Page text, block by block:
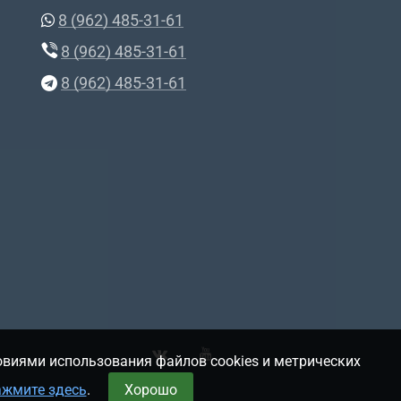
8 (962) 485-31-61
8 (962) 485-31-61
8 (962) 485-31-61
использования файлов cookies и метрических
здесь. Хорошо